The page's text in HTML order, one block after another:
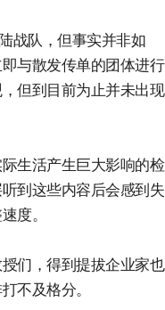
战队，但事实并非如
与散发传单的团体进行
但到目前为止并未出现
生活产生巨大影响的检
到这些内容后会感到失
度。
们，得到提拔企业家也
不及格分。